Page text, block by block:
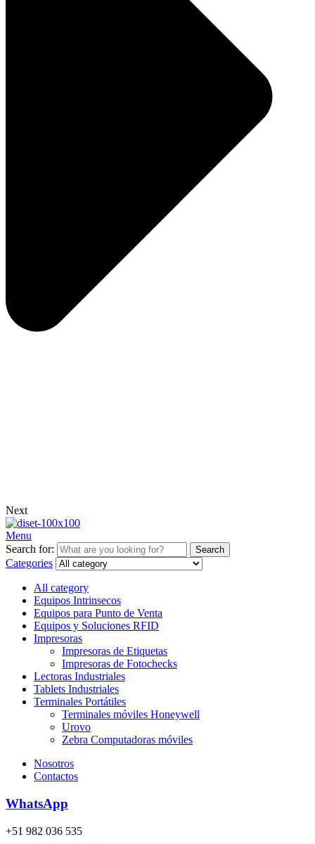
Next
Menu
Search for:
Search
Categories
All category
Equipos Intrinsecos
Equipos para Punto de Venta
Equipos y Soluciones RFID
Impresoras
Impresoras de Etiquetas
Impresoras de Fotochecks
Lectoras Industriales
Tablets Industriales
Terminales Portátiles
Terminales móviles Honeywell
Urovo
Zebra Computadoras móviles
Nosotros
Contactos
WhatsApp
+51 982 036 535